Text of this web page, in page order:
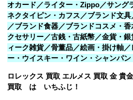
オカード／ライター・Zippo／サング
ネクタイピン・カフス／ブランド文
／ブランド食器／ブランドコスメ・
クセサリー／古銭・古紙幣／金貨・
ィーク雑貨／骨董品／絵画・掛け軸
ー・ウイスキー・ワイン・シャンパン
ロレックス 買取 エルメス 買取 金 貴
買取 は いちふじ！